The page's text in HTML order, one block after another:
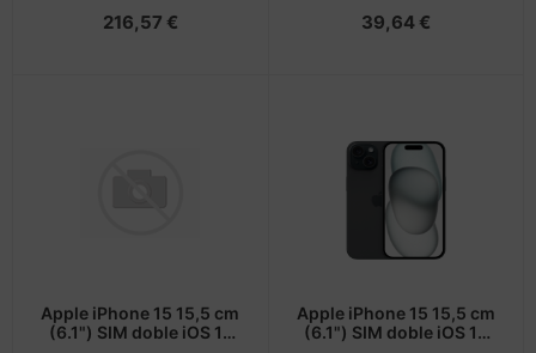
216,57 € 39,64 €
Apple iPhone 15 15,5 cm
(6.1") SIM doble iOS 17
Apple iPhone 15 15,5 cm
(6.1") SIM doble iOS 17